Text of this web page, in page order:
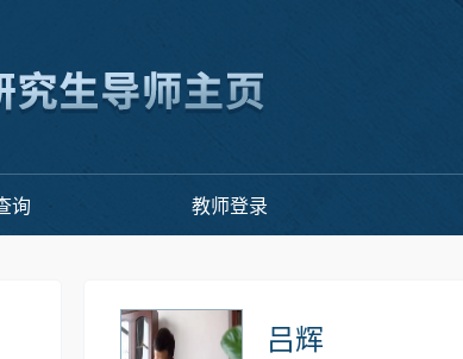
询 教师登录
吕辉